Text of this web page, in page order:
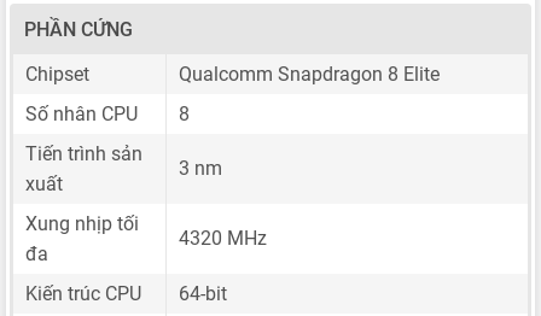
PHẦN CỨNG
Chipset
Qualcomm Snapdragon 8 Elite
Số nhân CPU
8
Tiến trình sản
xuất
3 nm
Xung nhịp tối
đa
4320 MHz
Kiến trúc CPU 64-bit